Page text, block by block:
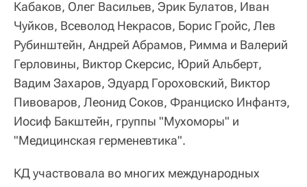
Кабаков, Олег Васильев, Эрик Булатов, Иван
Чуйков, Всеволод Некрасов, Борис Гройс, Лев
Рубинштейн, Андрей Абрамов, Римма и Валерий
Герловины, Виктор Скерсис, Юрий Альберт,
Вадим Захаров, Эдуард Гороховский, Виктор
Пивоваров, Леонид Соков, Франциско Инфантэ,
Иосиф Бакштейн, группы "Мухоморы" и
"Медицинская герменевтика".
КД участвовала во многих международных